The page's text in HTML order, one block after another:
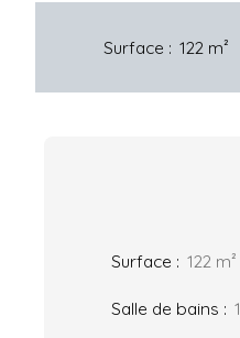
Surface : 122 m²
Surface : 122 m²
Salle de bains : 1